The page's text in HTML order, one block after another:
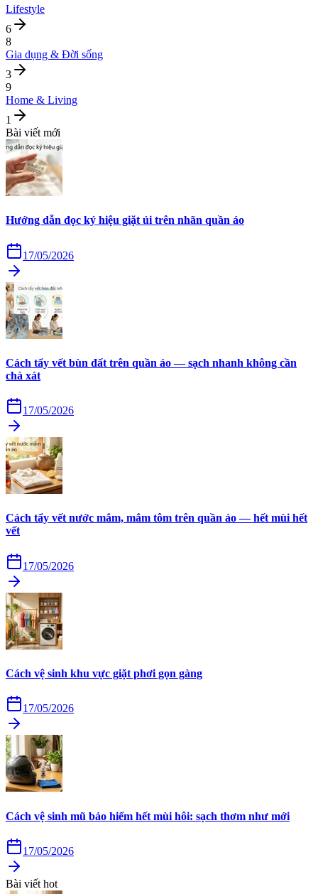
Lifestyle
6
8
Gia dụng & Đời sống
3
9
Home & Living
1
Bài viết mới
Hướng dẫn đọc ký hiệu giặt ủi trên nhãn quần áo
17/05/2026
Cách tẩy vết bùn đất trên quần áo — sạch nhanh không cần
chà xát
17/05/2026
Cách tẩy vết nước mắm, mắm tôm trên quần áo — hết mùi hết
vết
17/05/2026
Cách vệ sinh khu vực giặt phơi gọn gàng
17/05/2026
Cách vệ sinh mũ bảo hiểm hết mùi hôi: sạch thơm như mới
17/05/2026
Bài viết hot